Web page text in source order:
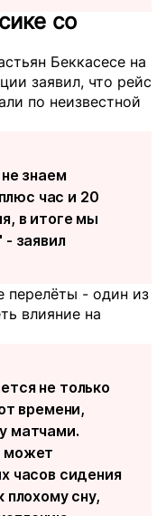
со
Беккасесе на
заявил, что рейс
по неизвестной
знаем
час и 20
в итоге мы
- заявил
перелёты - один из
влияние на
не только
времени,
матчами.
может
часов сидения
плохому сну,